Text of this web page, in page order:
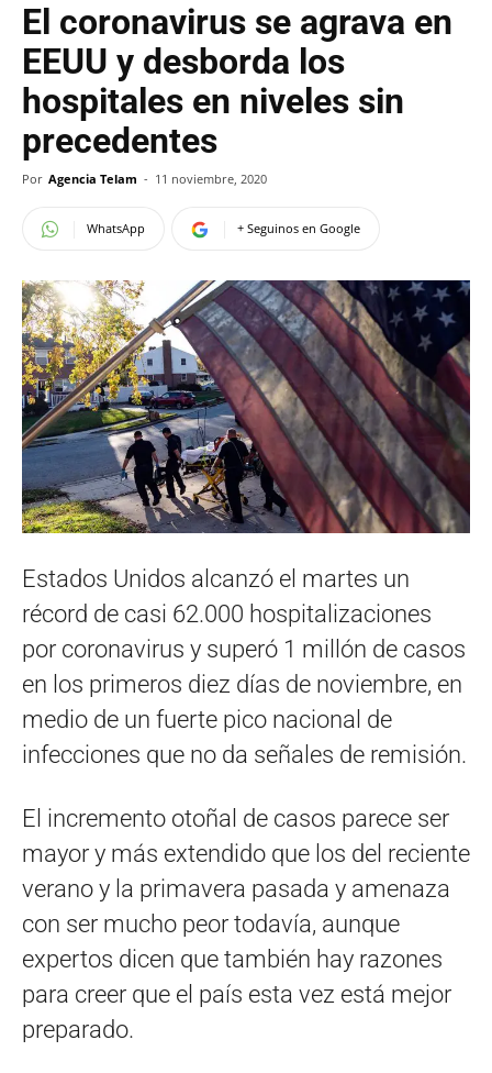
El coronavirus se agrava en
EEUU y desborda los
hospitales en niveles sin
precedentes
Por Agencia Telam - 11 noviembre, 2020
WhatsApp + Seguinos en Google
Estados Unidos alcanzó el martes un
récord de casi 62.000 hospitalizaciones
por coronavirus y superó 1 millón de casos
en los primeros diez días de noviembre, en
medio de un fuerte pico nacional de
infecciones que no da señales de remisión.
El incremento otoñal de casos parece ser
mayor y más extendido que los del reciente
verano y la primavera pasada y amenaza
con ser mucho peor todavía, aunque
expertos dicen que también hay razones
para creer que el país esta vez está mejor
preparado.